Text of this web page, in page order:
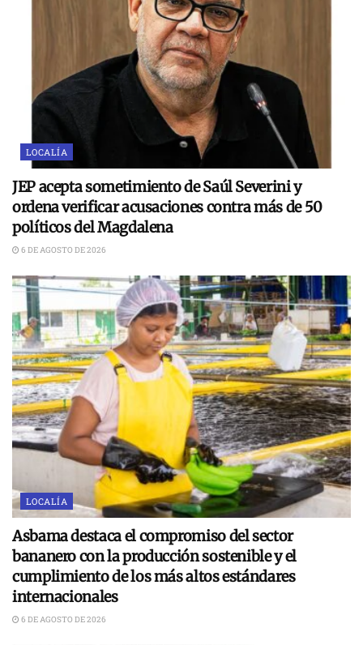
LOCALÍA
JEP acepta sometimiento de Saúl Severini y
ordena verificar acusaciones contra más de 50
políticos del Magdalena
6 DE AGOSTO DE 2026
LOCALÍA
Asbama destaca el compromiso del sector
bananero con la producción sostenible y el
cumplimiento de los más altos estándares
internacionales
6 DE AGOSTO DE 2026